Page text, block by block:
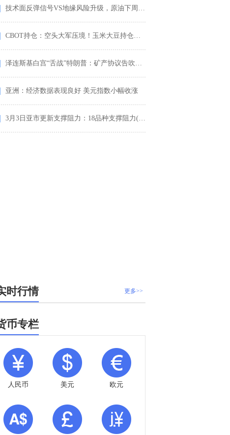
技术面反弹信号VS地缘风险升级，原油下周紧盯三大变盘催化剂
CBOT持仓：空头大军压境！玉米大豆持仓巨变背后，谷物市场情绪已转向全面看空？
泽连斯基白宫“舌战”特朗普：矿产协议告吹，乌克兰危机再添变数
亚洲：经济数据表现良好 美元指数小幅收涨
3月3日亚市更新支撑阻力：18品种支撑阻力(金银铂钯原油天然气铜及十大货币对)
更多>>
时行情
币专栏
人民币 美元 欧元